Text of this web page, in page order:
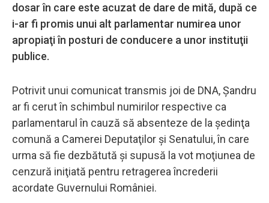
dosar în care este acuzat de dare de mită, după ce
i-ar fi promis unui alt parlamentar numirea unor
apropiaţi în posturi de conducere a unor instituţii
publice.
Potrivit unui comunicat transmis joi de DNA, Şandru
ar fi cerut în schimbul numirilor respective ca
parlamentarul în cauză să absenteze de la şedinţa
comună a Camerei Deputaţilor şi Senatului, în care
urma să fie dezbătută şi supusă la vot moţiunea de
cenzură iniţiată pentru retragerea încrederii
acordate Guvernului României.